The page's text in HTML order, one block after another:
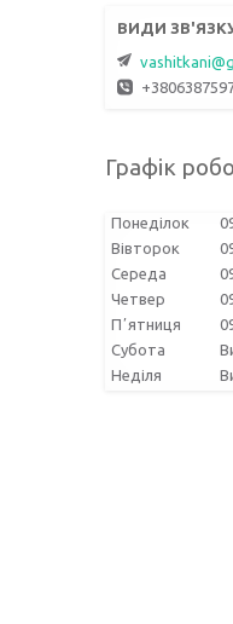
Графік
Понеділок
Вівторок
Середа
Четвер
Пʼятниця
Субота
Неділя